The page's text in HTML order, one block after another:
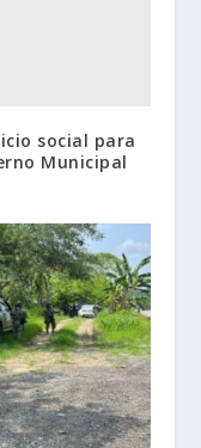
social para
Municipal